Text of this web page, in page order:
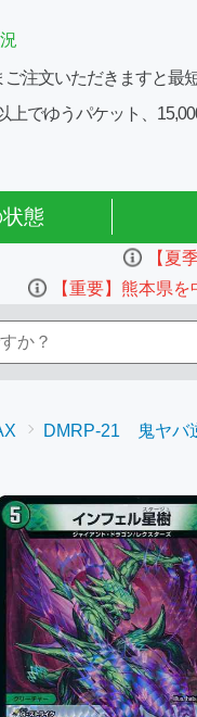
ご注文いただきますと最
上でゆうパケット、
態
【夏
【重要】熊本県
DMRP-21 鬼ヤバ